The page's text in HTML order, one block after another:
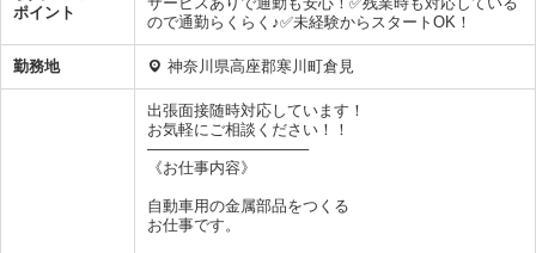
ポイント
ので通勤らくらく♪✅未経験からスタートOK！
勤務地 神奈川県高座郡寒川町倉見
出張面接随時対応しています！
お気軽にご相談ください！！
───────────────
《お仕事内容》
自動車用の金属部品をつくる
お仕事です。